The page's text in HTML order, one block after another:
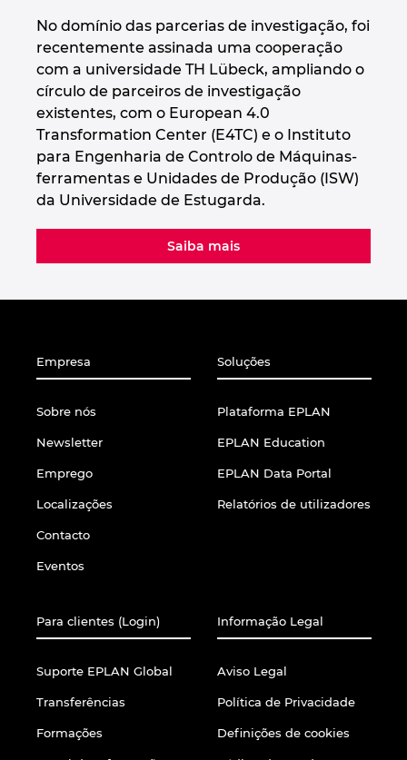
No domínio das parcerias de investigação, foi
recentemente assinada uma cooperação
com a universidade TH Lübeck, ampliando o
círculo de parceiros de investigação
existentes, com o European 4.0
Transformation Center (E4TC) e o Instituto
para Engenharia de Controlo de Máquinas-
ferramentas e Unidades de Produção (ISW)
da Universidade de Estugarda.
Saiba mais
Empresa
Sobre nós
Newsletter
Emprego
Localizações
Contacto
Eventos
Soluções
Plataforma EPLAN
EPLAN Education
EPLAN Data Portal
Relatórios de utilizadores
Para clientes (Login)
Suporte EPLAN Global
Transferências
Formações
Informação Legal
Aviso Legal
Política de Privacidade
Definições de cookies